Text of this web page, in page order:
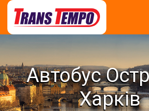
Автобус
Харків